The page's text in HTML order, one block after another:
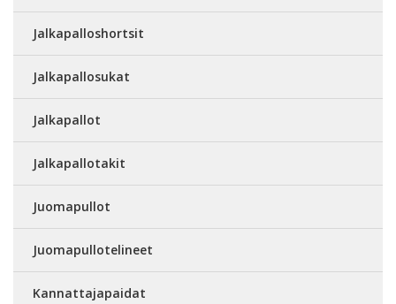
Jalkapalloshortsit
Jalkapallosukat
Jalkapallot
Jalkapallotakit
Juomapullot
Juomapullotelineet
Kannattajapaidat